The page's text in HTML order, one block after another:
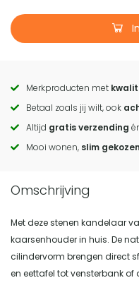
Call
to
actions
Merkproducten met
Betaal zoals jij wilt, ook
Altijd gratis verzending
Mooi wonen, slim gekozen
Met deze stenen kandelaar
kaarsenhouder in huis. De
cilindervorm brengen direct
en eettafel tot vensterbank